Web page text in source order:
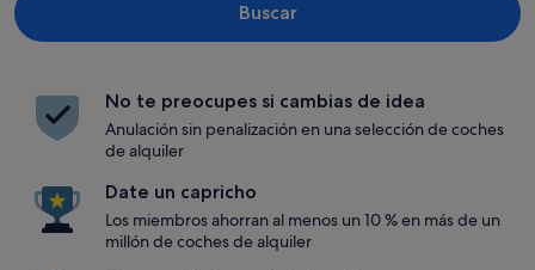
Buscar
No te preocupes si cambias de idea
Anulación sin penalización en una selección de coches
de alquiler
Date un capricho
Los miembros ahorran al menos un 10 % en más de un
millón de coches de alquiler